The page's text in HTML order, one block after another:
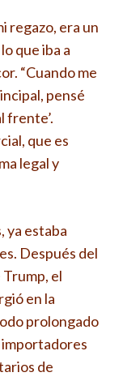
regazo, era un
que iba a
“Cuando me
pensé
frente’.
que es
legal y
ya estaba
Después del
el
en la
prolongado
de